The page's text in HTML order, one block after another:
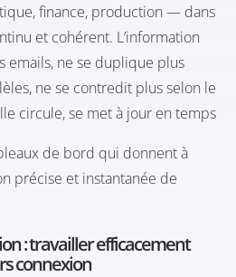
finance, production — dans
et cohérent. L’information
emails, ne se duplique plus
ne se contredit plus selon le
circule, se met à jour en temps
de bord qui donnent à
précise et instantanée de
: travailler efficacement
connexion